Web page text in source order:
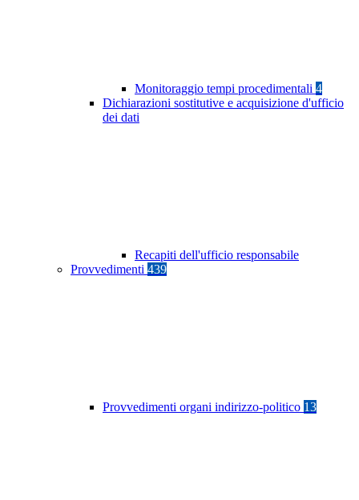
Monitoraggio tempi procedimentali 4
Dichiarazioni sostitutive e acquisizione d'ufficio
dei dati
Recapiti dell'ufficio responsabile
Provvedimenti 439
Provvedimenti organi indirizzo-politico 13